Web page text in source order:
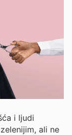
i ljudi
ali ne